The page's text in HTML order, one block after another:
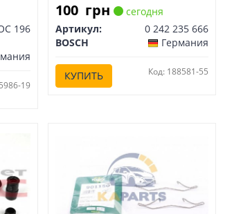
196
19
100 грн
сегодня
Артикул:
0 242 235 666
BOSCH
Германия
КУПИТЬ Код: 188581-55